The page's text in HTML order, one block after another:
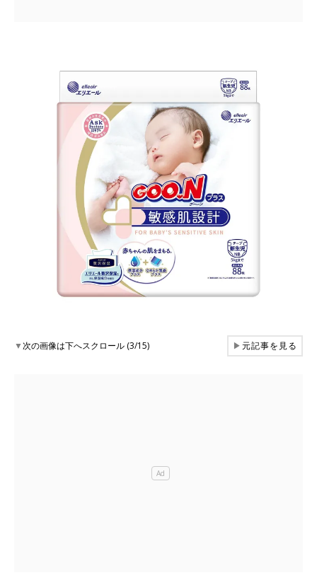
▼次の画像は下へスクロール (3/15) ▶元記事を見る